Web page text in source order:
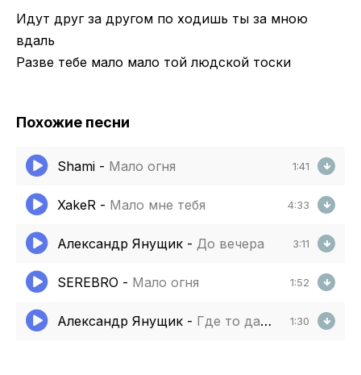
Идут друг за другом по ходишь ты за мною
вдаль
Разве тебе мало мало той людской тоски
Похожие песни
Shami - Мало огня 1:41
XakeR - Мало мне тебя 4:33
Александр Янущик - До вечера 3:11
SEREBRO - Мало огня 1:52
Александр Янущик - Где то далеко 1:30